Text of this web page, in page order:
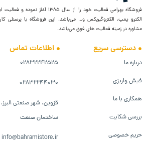
فروشگاه بهرامی فعالیت خود را از سال
الکترو پمپ، الکتروگیربکس و… می‌باشد. این فروشگاه با پرسنلی
مشاوره در زمینه فعالیت های فوق می‌باشد.
دسترسی سریع
درباره ما
فیش واریزی
همکاری با ما
بررسی شکایت
حریم خصوصی
اطلاعات تماس
۰۲۸۳۲۲۴۲۵۲۵
۰۲۸۳۲۲۴۴۰۳۰
قزوین، شهر صنعتی البرز،
ساختمان صنعت
info@bahramistore.ir